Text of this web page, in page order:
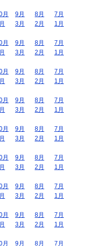
月 9月 8月
7月
3月 2月
1月
月 9月 8月
7月
3月 2月
1月
月 9月 8月
7月
3月 2月
1月
月 9月 8月
7月
3月 2月
1月
月 9月 8月
7月
3月 2月
1月
月 9月 8月
7月
3月 2月
1月
月 9月 8月
7月
3月 2月
1月
月 9月 8月
7月
3月 2月
1月
月 9月 8月 7月